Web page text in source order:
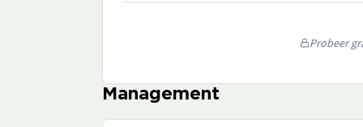
Probeer
Management